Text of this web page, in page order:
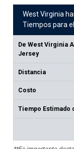
West Virginia
Tiempos para
DeWest Virginia
Jersey
Distancia
Costo
Tiempo Estimado